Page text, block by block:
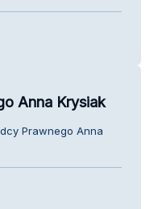
Anna Krysiak
Prawnego Anna